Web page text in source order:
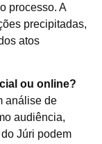
processo. A
precipitadas,
atos
ou online?
análise de
audiência,
Júri podem